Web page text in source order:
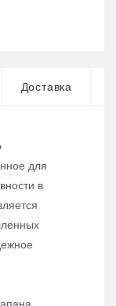
Доставка
для
в